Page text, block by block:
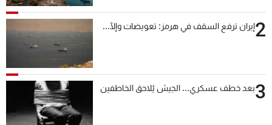
2إيران ترفع السقف في هرمز: تعويضات وإلّا...
3بعد خطف عسكري... الجيش يُلاحق الخاطفين